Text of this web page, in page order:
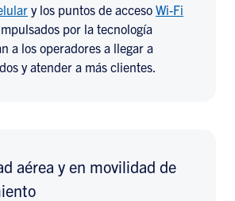
y los puntos de acceso Wi-Fi
por la tecnología
a los operadores a llegar a
y atender a más clientes.
aérea y en movilidad de